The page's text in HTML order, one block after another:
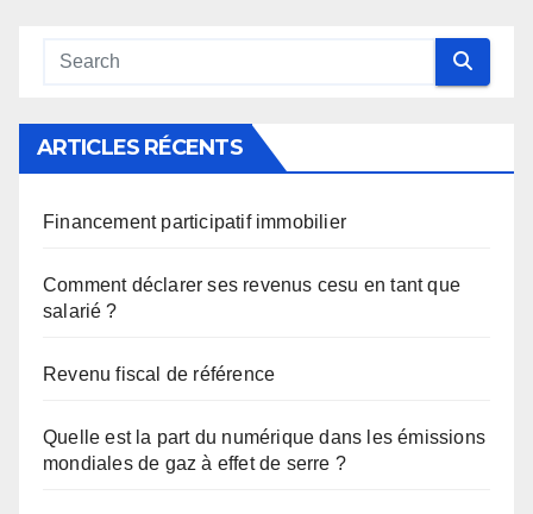
ARTICLES RÉCENTS
Financement participatif immobilier
Comment déclarer ses revenus cesu en tant que
salarié ?
Revenu fiscal de référence
Quelle est la part du numérique dans les émissions
mondiales de gaz à effet de serre ?